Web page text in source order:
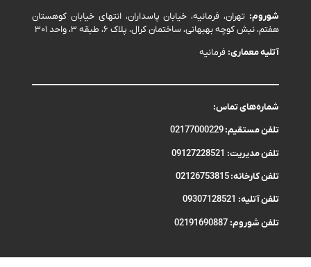
شوروم: تهران، فرمانیه، خیابان پاسداران، انتهای خیابان کوهستان
هفتم، نبش کوچه بهبهانی، ساختمان کرال، پلاک ۶، طبقه ۳، واحد ۳۰۱
آتلیه معماری: فرمانیه
شماره‌های تماس:
تلفن مستقیم:02177000229
تلفن مدیریت: 09127228521
تلفن کارخانه:02126753815
تلفن آتلیه: 09307128521
تلفن شوروم: 02191690887